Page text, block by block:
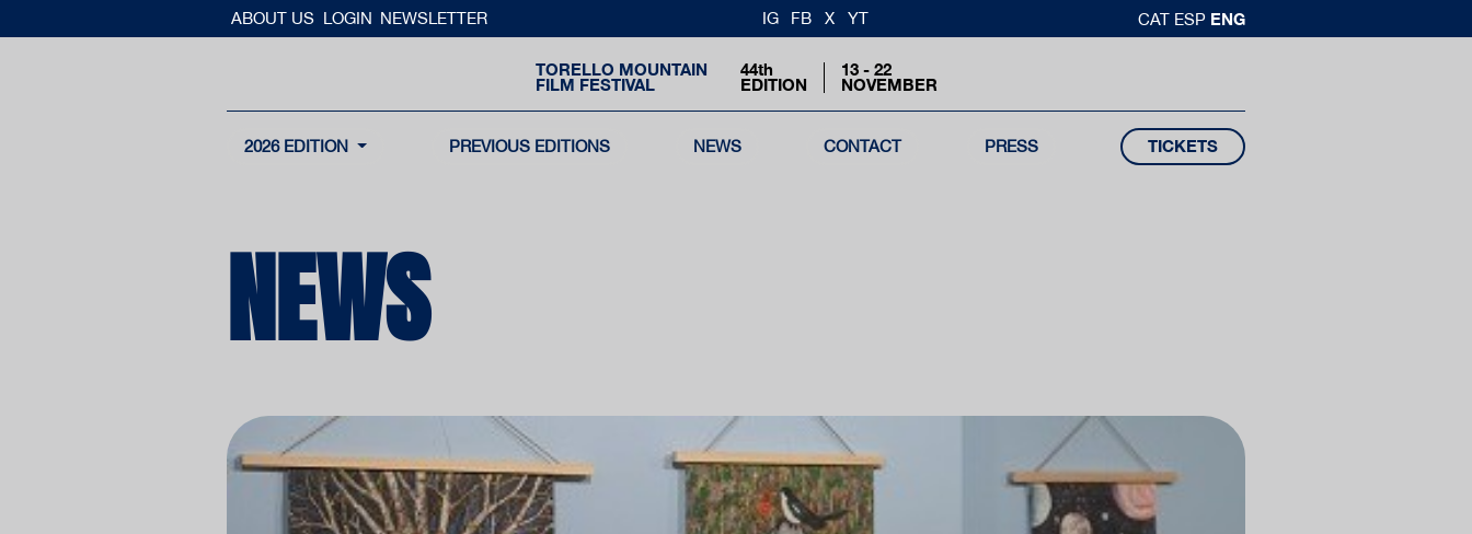
ABOUT US LOGIN NEWSLETTER IG FB X YT CAT ESP ENG
TORELLO MOUNTAIN
FILM FESTIVAL
44th
EDITION
13 - 22
NOVEMBER
2026 EDITION PREVIOUS EDITIONS NEWS CONTACT PRESS TICKETS
NEWS